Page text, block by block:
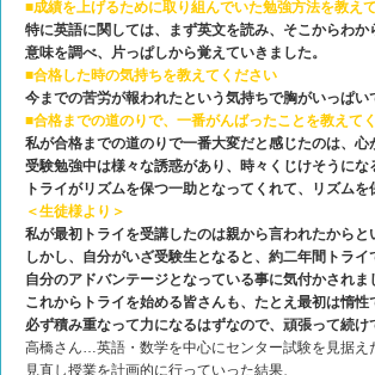
■成績を上げるために取り組んでいた勉強方法を教え
特に英語に関しては、まず英文を読み、そこからわ
意味を調べ、片っぱしから覚えていきました。
■合格した時の気持ちを教えてください
今までの苦労が報われたという気持ちで胸がいっぱい
■合格までの道のりで、一番がんばったことを教えて
私が合格までの道のりで一番大変だと感じたのは、
受験勉強中は様々な誘惑があり、時々くじけそうにな
トライがリズムを保つ一助となってくれて、リズムを
＜生徒様より＞
私が最初トライを受講したのは親から言われたから
しかし、自分がいざ受験生となると、約二年間トラ
自分のアドバンテージとなっている事に気付かされま
これからトライを始める皆さんも、たとえ最初は惰性
必ず積み重なって力になるはずなので、頑張って続け
高橋さん…英語・数学を中心にセンター試験を見据え
見直し授業を計画的に行っていった結果、